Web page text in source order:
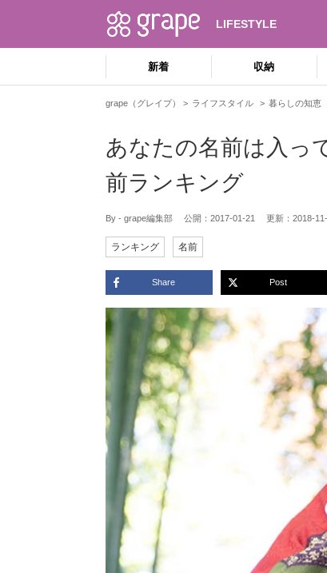
LIFESTYLE
新着 収納
grape（グレイプ） ライフスタイル 暮らしの知恵
あなたの名前は入っ
前ランキング
By - grape編集部 公開： 2017-01-21 更新： 2018-
ランキング 名前
Share Post